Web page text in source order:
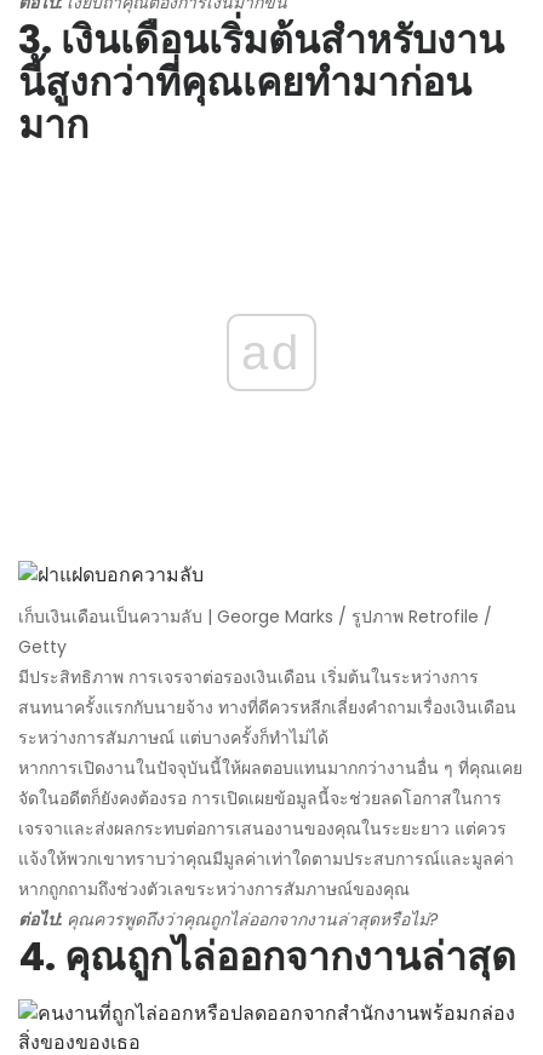
3. เงินเดือนเริ่มต้นสำหรับงาน
นี้สูงกว่าที่คุณเคยทำมาก่อน
มาก
ad
เก็บเงินเดือนเป็นความลับ | George Marks / รูปภาพ Retrofile /
Getty
มีประสิทธิภาพ การเจรจาต่อรองเงินเดือน เริ่มต้นในระหว่างการ
สนทนาครั้งแรกกับนายจ้าง ทางที่ดีควรหลีกเลี่ยงคำถามเรื่องเงินเดือน
ระหว่างการสัมภาษณ์ แต่บางครั้งก็ทำไม่ได้
หากการเปิดงานในปัจจุบันนี้ให้ผลตอบแทนมากกว่างานอื่น ๆ ที่คุณเคย
จัดในอดีตก็ยังคงต้องรอ การเปิดเผยข้อมูลนี้จะช่วยลดโอกาสในการ
เจรจาและส่งผลกระทบต่อการเสนองานของคุณในระยะยาว แต่ควร
แจ้งให้พวกเขาทราบว่าคุณมีมูลค่าเท่าใดตามประสบการณ์และมูลค่า
หากถูกถามถึงช่วงตัวเลขระหว่างการสัมภาษณ์ของคุณ
ต่อไป: คุณควรพูดถึงว่าคุณถูกไล่ออกจากงานล่าสุดหรือไม่?
4. คุณถูกไล่ออกจากงานล่าสุด